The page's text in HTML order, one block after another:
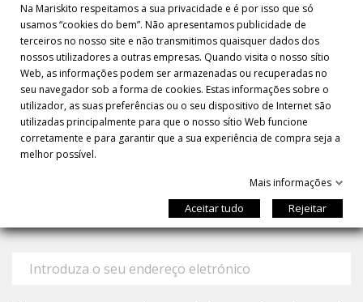
SAIBA MAIS SOBRE AS NOSSAS ÚLTIMAS
NOTÍCIAS E OFERTAS/PROMOÇÕES
Na Mariskito respeitamos a sua privacidade e é por isso que só
usamos “cookies do bem”. Não apresentamos publicidade de
terceiros no nosso site e não transmitimos quaisquer dados dos
nossos utilizadores a outras empresas. Quando visita o nosso sítio
Web, as informações podem ser armazenadas ou recuperadas no
seu navegador sob a forma de cookies. Estas informações sobre o
utilizador, as suas preferências ou o seu dispositivo de Internet são
utilizadas principalmente para que o nosso sítio Web funcione
corretamente e para garantir que a sua experiência de compra seja a
melhor possível.
Mais informações
Aceitar tudo Rejeitar